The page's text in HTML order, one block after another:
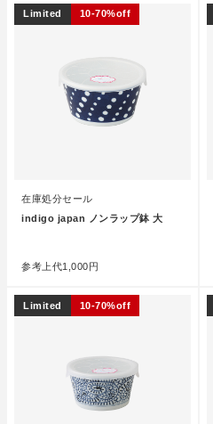
在庫処分セール
indigo japan ノンラップ鉢 大
参考上代1,000円
Limited 10-70%off
Limited 10-70%off